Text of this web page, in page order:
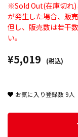
※Sold Out(在庫切れ)
が発生した場合、販
但し、販売数は若干
い。
¥5,019 (税込)
お気に入り登録数9人